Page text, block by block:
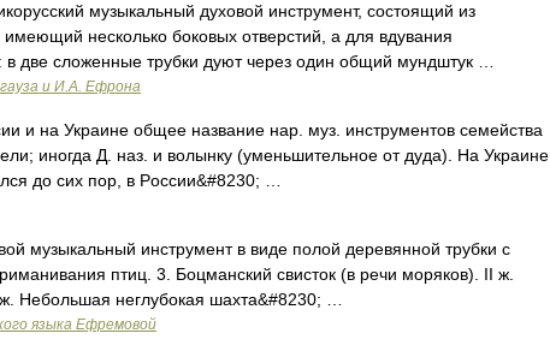
музыкальный духовой инструмент, состоящий из
несколько боковых отверстий, а для вдувания
две сложенные трубки дуют через один общий мундштук …
и И.А. Ефрона
на Украине общее название нар. муз. инструментов семейства
иногда Д. наз. и волынку (уменьшительное от дуда). Ha Украине
до сих пор, в Pоссии&#8230; …
музыкальный инструмент в виде полой деревянной трубки с
птиц. 3. Боцманский свисток (в речи моряков). II ж.
Небольшая неглубокая шахта&#8230; …
языка Ефремовой